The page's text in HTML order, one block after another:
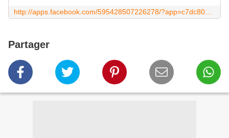
Partager